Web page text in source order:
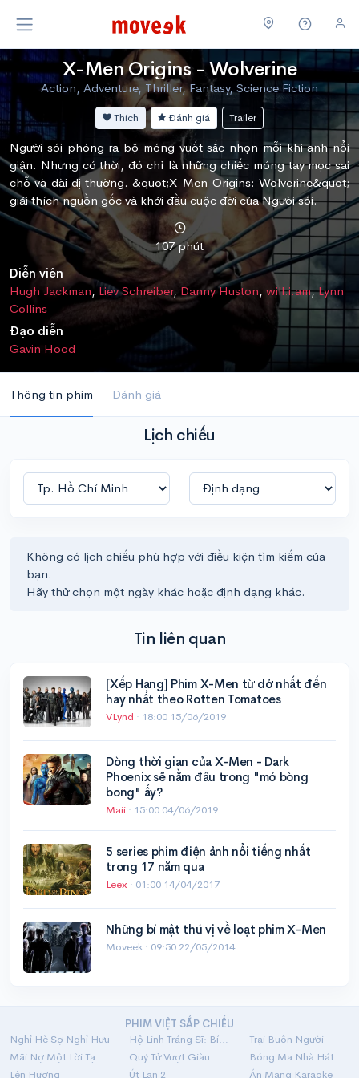
X-Men Origins - Wolverine
Action, Adventure, Thriller, Fantasy, Science Fiction
Thích Đánh giá Trailer
Người sói phóng ra bộ móng vuốt sắc nhọn mỗi khi anh nổi
giận. Nhưng có thời, đó chỉ là những chiếc móng tay mọc sai
chỗ và dài dị thường. &quot;X-Men Origins: Wolverine&quot;
giải thích nguồn gốc và khởi đầu cuộc đời của Người sói.
107 phút
Diễn viên
Hugh Jackman, Liev Schreiber, Danny Huston, will.i.am,Lynn
Collins
Đạo diễn
Gavin Hood
Thông tin phim Đánh giá
Lịch chiếu
Không có lịch chiếu phù hợp với điều kiện tìm kiếm của
bạn.
Hãy thử chọn một ngày khác hoặc định dạng khác.
Tin liên quan
[Xếp Hạng] Phim X-Men từ dở nhất đến
hay nhất theo Rotten Tomatoes
VLynd · 18:00 15/06/2019
Dòng thời gian của X-Men - Dark
Phoenix sẽ nằm đâu trong "mớ bòng
bong" ấy?
Maii · 15:00 04/06/2019
5 series phim điện ảnh nổi tiếng nhất
trong 17 năm qua
Leex · 01:00 14/04/2017
Những bí mật thú vị về loạt phim X-Men
Moveek · 09:50 22/05/2014
PHIM VIỆT SẮP CHIẾU
Nghỉ Hè Sợ Nghỉ Hưu
Hộ Linh Tráng Sĩ: Bí Ẩn Mộ Vua Đinh
Trại Buôn Người
Mãi Nợ Một Lời Tạm Biệt
Quý Tử Vượt Giàu
Bóng Ma Nhà Hát
Lên Hương
Út Lan 2 Án Mạng Karaoke